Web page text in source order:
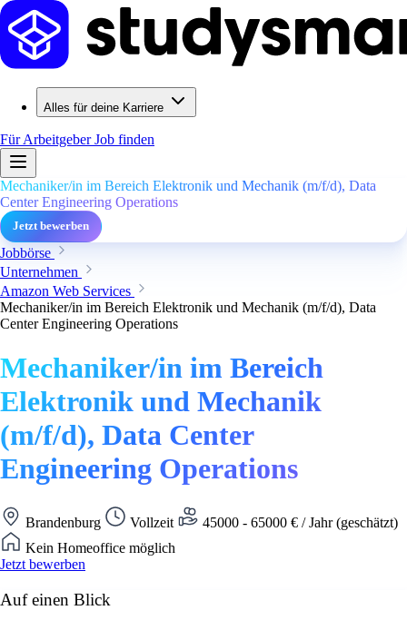
Alles für deine Karriere
Für ArbeitgeberJob finden
Mechaniker/in im Bereich Elektronik und Mechanik (m/f/d), Data
Center Engineering Operations
Jetzt bewerben
Jobbörse
Unternehmen
Amazon Web Services
Mechaniker/in im Bereich Elektronik und Mechanik (m/f/d), Data
Center Engineering Operations
Mechaniker/in im Bereich
Elektronik und Mechanik
(m/f/d), Data Center
Engineering Operations
Brandenburg Vollzeit
45000 - 65000 € / Jahr (geschätzt)
Kein Homeoffice möglich
Jetzt bewerben
Auf einen Blick